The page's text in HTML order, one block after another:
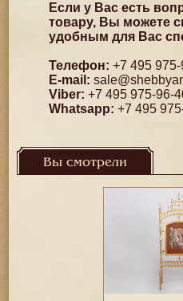
Если у Вас есть
товару, Вы можете
удобным для Вас
Телефон: +7 495
E-mail:
Viber: +7 495 975-96-
Whatsapp: +7 495
Вы смотрели